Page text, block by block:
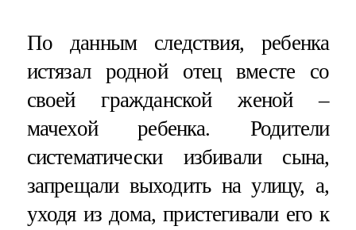
По данным следствия, ребенка
истязал родной отец вместе со
своей гражданской женой –
мачехой ребенка. Родители
систематически избивали сына,
запрещали выходить на улицу, а,
уходя из дома, пристегивали его к